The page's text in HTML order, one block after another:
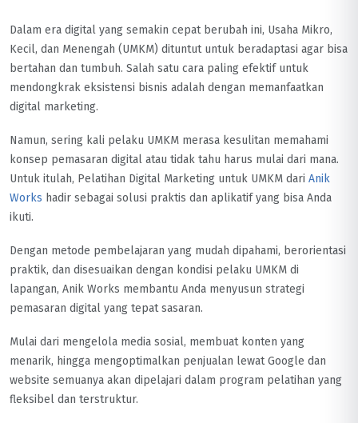
Dalam era digital yang semakin cepat berubah ini, Usaha Mikro,
Kecil, dan Menengah (UMKM) dituntut untuk beradaptasi agar bisa
bertahan dan tumbuh. Salah satu cara paling efektif untuk
mendongkrak eksistensi bisnis adalah dengan memanfaatkan
digital marketing.
Namun, sering kali pelaku UMKM merasa kesulitan memahami
konsep pemasaran digital atau tidak tahu harus mulai dari mana.
Untuk itulah, Pelatihan Digital Marketing untuk UMKM dari Anik
Works hadir sebagai solusi praktis dan aplikatif yang bisa Anda
ikuti.
Dengan metode pembelajaran yang mudah dipahami, berorientasi
praktik, dan disesuaikan dengan kondisi pelaku UMKM di
lapangan, Anik Works membantu Anda menyusun strategi
pemasaran digital yang tepat sasaran.
Mulai dari mengelola media sosial, membuat konten yang
menarik, hingga mengoptimalkan penjualan lewat Google dan
website semuanya akan dipelajari dalam program pelatihan yang
fleksibel dan terstruktur.